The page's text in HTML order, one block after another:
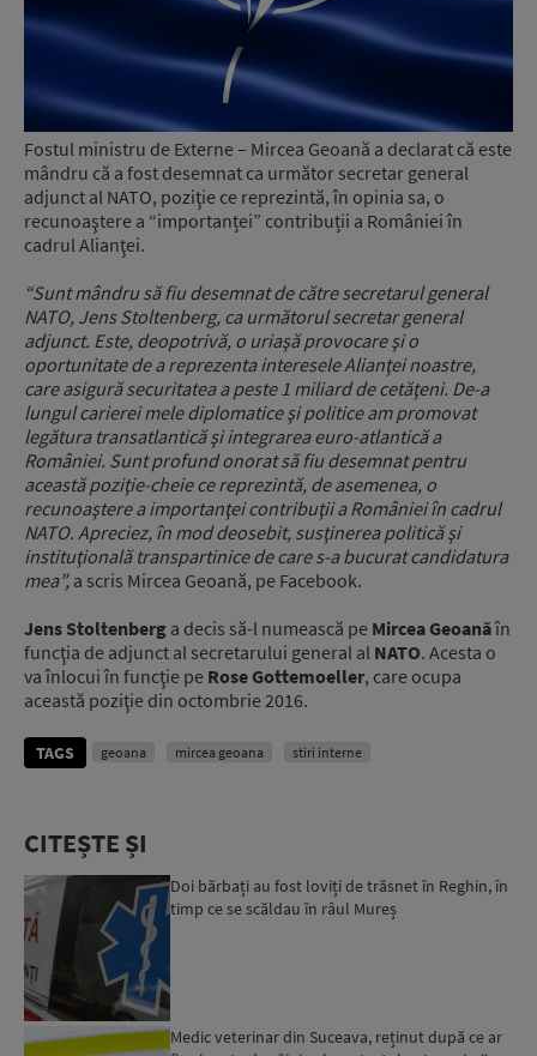
Fostul ministru de Externe – Mircea Geoană a declarat că este
mândru că a fost desemnat ca următor secretar general
adjunct al NATO, poziţie ce reprezintă, în opinia sa, o
recunoaştere a “importanței” contribuții a României în
cadrul Alianţei.
“Sunt mândru să fiu desemnat de către secretarul general
NATO, Jens Stoltenberg, ca următorul secretar general
adjunct. Este, deopotrivă, o uriaşă provocare şi o
oportunitate de a reprezenta interesele Alianţei noastre,
care asigură securitatea a peste 1 miliard de cetăţeni. De-a
lungul carierei mele diplomatice şi politice am promovat
legătura transatlantică şi integrarea euro-atlantică a
României. Sunt profund onorat să fiu desemnat pentru
această poziţie-cheie ce reprezintă, de asemenea, o
recunoaştere a importanţei contribuţii a României în cadrul
NATO. Apreciez, în mod deosebit, susţinerea politică şi
instituţională transpartinice de care s-a bucurat candidatura
mea”, a scris Mircea Geoană, pe Facebook.
Jens Stoltenberg a decis să-l numească pe Mircea Geoanăîn
funcţia de adjunct al secretarului general al NATO. Acesta o
va înlocui în funcţie pe Rose Gottemoeller, care ocupa
această poziţie din octombrie 2016.
TAGS geoana mircea geoana stiri interne
CITEȘTE ȘI
Doi bărbați au fost loviți de trăsnet în Reghin, în
timp ce se scăldau în râul Mureș
Medic veterinar din Suceava, reținut după ce ar